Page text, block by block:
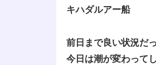
キハダルアー船
前日まで良い状況だ
今日は潮が変わって